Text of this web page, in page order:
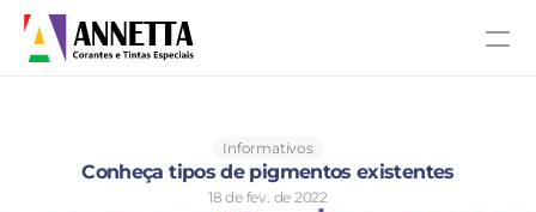
Informativos
Conheça tipos de pigmentos existentes
18 de fev. de 2022